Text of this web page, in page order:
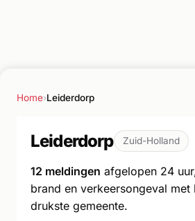
Home›Leiderdorp
Leiderdorp Zuid-Holland
12 meldingen afgelopen 24
brand en verkeersongeval
drukste gemeente.